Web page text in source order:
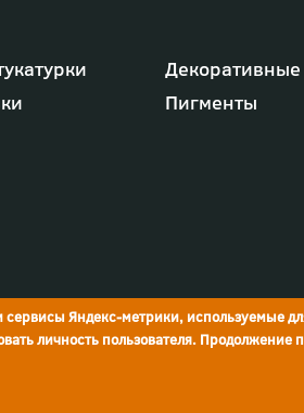
Пигменты
Яндекс-метрики, используемые
личность пользователя. Продолжение